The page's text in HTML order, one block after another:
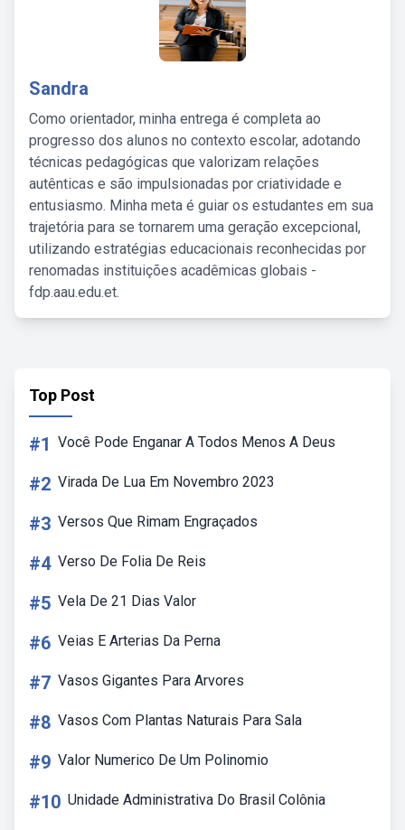
Sandra
Como orientador, minha entrega é completa ao
progresso dos alunos no contexto escolar, adotando
técnicas pedagógicas que valorizam relações
autênticas e são impulsionadas por criatividade e
entusiasmo. Minha meta é guiar os estudantes em sua
trajetória para se tornarem uma geração excepcional,
utilizando estratégias educacionais reconhecidas por
renomadas instituições acadêmicas globais -
fdp.aau.edu.et.
Top Post
#1 Você Pode Enganar A Todos Menos A Deus
#2 Virada De Lua Em Novembro 2023
#3 Versos Que Rimam Engraçados
#4 Verso De Folia De Reis
#5 Vela De 21 Dias Valor
#6 Veias E Arterias Da Perna
#7 Vasos Gigantes Para Arvores
#8 Vasos Com Plantas Naturais Para Sala
#9 Valor Numerico De Um Polinomio
#10 Unidade Administrativa Do Brasil Colônia